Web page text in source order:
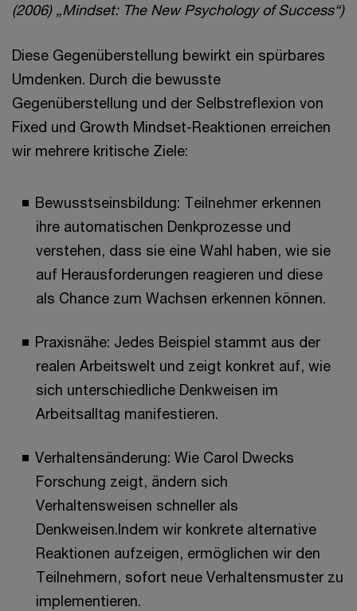
(2006) „Mindset: The New Psychology of Success“)
Diese Gegenüberstellung bewirkt ein spürbares
Umdenken. Durch die bewusste
Gegenüberstellung und der Selbstreflexion von
Fixed und Growth Mindset-Reaktionen erreichen
wir mehrere kritische Ziele:
Bewusstseinsbildung: Teilnehmer erkennen
ihre automatischen Denkprozesse und
verstehen, dass sie eine Wahl haben, wie sie
auf Herausforderungen reagieren und diese
als Chance zum Wachsen erkennen können.
Praxisnähe: Jedes Beispiel stammt aus der
realen Arbeitswelt und zeigt konkret auf, wie
sich unterschiedliche Denkweisen im
Arbeitsalltag manifestieren.
Verhaltensänderung: Wie Carol Dwecks
Forschung zeigt, ändern sich
Verhaltensweisen schneller als
Denkweisen.Indem wir konkrete alternative
Reaktionen aufzeigen, ermöglichen wir den
Teilnehmern, sofort neue Verhaltensmuster zu
implementieren.